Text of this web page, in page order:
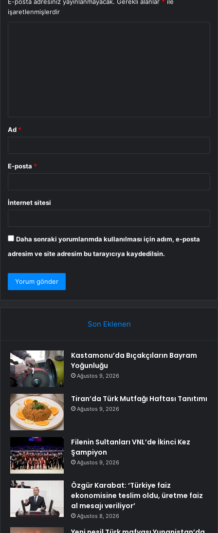
işaretlenmişlerdir
Ad *
E-posta *
İnternet sitesi
Daha sonraki yorumlarımda kullanılması için adım, e-posta
adresim ve site adresim bu tarayıcıya kaydedilsin.
Son Eklenen
Kastamonu’da Bıçakçıların Bayram
Yoğunluğu
Ağustos 9, 2026
Tiran’da Türk Mutfağı Haftası Tanıtımı
Ağustos 9, 2026
Filenin Sultanları VNL’de İkinci Kez
Şampiyon
Ağustos 9, 2026
Özgür Karabat: ‘Türkiye faiz
ekonomisine teslim oldu, üretme faiz
al mesajı veriliyor’
Ağustos 8, 2026